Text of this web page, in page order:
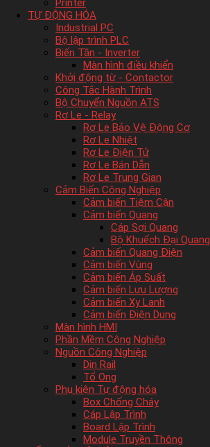
Printer
TỰ ĐỘNG HÓA
Industrial PC
Bộ lập trình PLC
Biến Tần - Inverter
Màn hình điều khiển
Khởi động từ - Contactor
Công Tắc Hành Trình
Bộ Chuyển Nguồn ATS
Rơ Le - Relay
Rơ Le Bảo Vệ Động Cơ
Rơ Le Nhiệt
Rơ Le Điện Tử
Rơ Le Bán Dẫn
Rơ Le Trung Gian
Cảm Biến Công Nghiệp
Cảm biến Tiệm Cận
Cảm biến Quang
Cáp Sợi Quang
Bộ Khuếch Đại Quang
Cảm biến Quang Điện
Cảm biến Vùng
Cảm biến Áp Suất
Cảm biến Lưu Lượng
Cảm biến Xy Lanh
Cảm biến Điện Dung
Màn hình HMI
Phần Mềm Công Nghiệp
Nguồn Công Nghiệp
Din Rail
Tổ Ong
Phụ kiện Tự động hóa
Box Chống Cháy
Cáp Lập Trình
Board Lập Trình
Module Truyền Thông